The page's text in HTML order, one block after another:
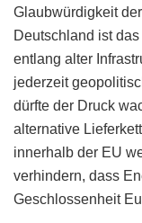
Glaubwürdigkeit
Deutschland ist
entlang alter
jederzeit
dürfte der Druck
alternative
innerhalb der EU
verhindern, dass
Geschlossenheit